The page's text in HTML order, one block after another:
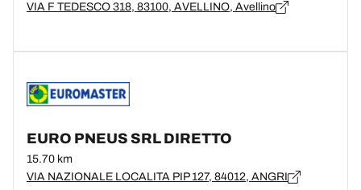
VIA F TEDESCO 318, 83100, AVELLINO, Avellino
EURO PNEUS SRL DIRETTO
15.70 km
VIA NAZIONALE LOCALITA PIP 127, 84012, ANGRI